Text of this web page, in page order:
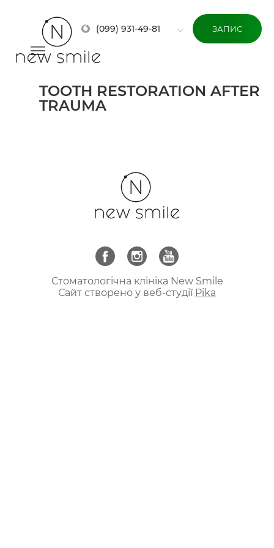
(099) 931-49-81 ЗАПИС
TOOTH RESTORATION AFTER
TRAUMA
Стоматологічна клініка New Smile
Сайт створено у веб-студії Pika